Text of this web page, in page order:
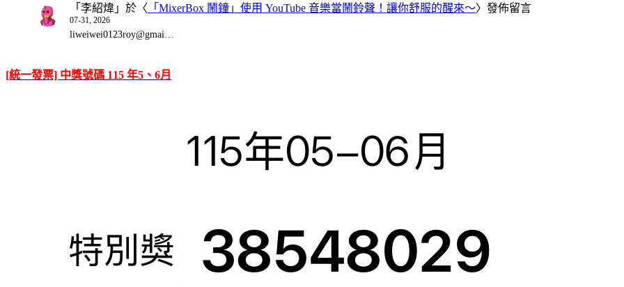
「 李紹煒 」於〈 「MixerBox 鬧鐘」使用 YouTube 音樂當鬧鈴聲！讓你舒服的醒來～〉發佈留言
07-31, 2026
liweiwei0123roy@gmai…
[統一發票] 中獎號碼 115 年5、6月